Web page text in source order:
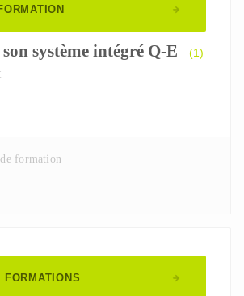
système intégré Q-E (1)
formation